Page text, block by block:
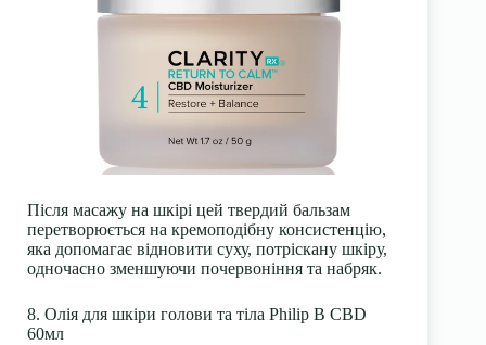
Після масажу на шкірі цей твердий бальзам
перетворюється на кремоподібну консистенцію,
яка допомагає відновити суху, потріскану шкіру,
одночасно зменшуючи почервоніння та набряк.
8. Олія для шкіри голови та тіла Philip B CBD
60мл